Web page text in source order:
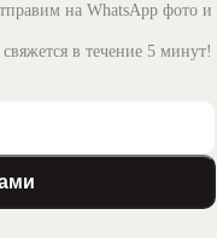
на WhatsApp фото и
в течение 5 минут!